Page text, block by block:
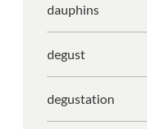
dauphins
degust
degustation